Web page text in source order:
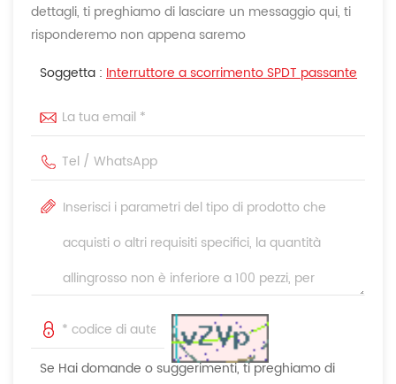
dettagli, ti preghiamo di lasciare un messaggio qui, ti
risponderemo non appena saremo
Soggetta : Interruttore a scorrimento SPDT passante
Se Hai domande o suggerimenti, ti preghiamo di